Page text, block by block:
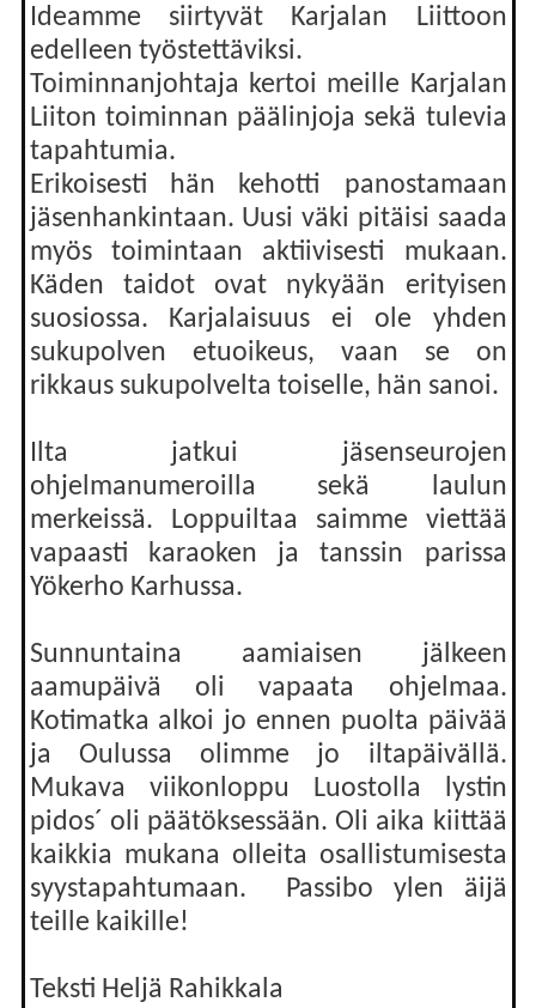
Ideamme siirtyvät Karjalan Liittoon
edelleen työstettäviksi.
Toiminnanjohtaja kertoi meille Karjalan
Liiton toiminnan päälinjoja sekä tulevia
tapahtumia.
Erikoisesti hän kehotti panostamaan
jäsenhankintaan. Uusi väki pitäisi saada
myös toimintaan aktiivisesti mukaan.
Käden taidot ovat nykyään erityisen
suosiossa. Karjalaisuus ei ole yhden
sukupolven etuoikeus, vaan se on
rikkaus sukupolvelta toiselle, hän sanoi.
Ilta jatkui jäsenseurojen
ohjelmanumeroilla sekä laulun
merkeissä. Loppuiltaa saimme viettää
vapaasti karaoken ja tanssin parissa
Yökerho Karhussa.
Sunnuntaina aamiaisen jälkeen
aamupäivä oli vapaata ohjelmaa.
Kotimatka alkoi jo ennen puolta päivää
ja Oulussa olimme jo iltapäivällä.
Mukava viikonloppu Luostolla lystin
pidos´ oli päätöksessään. Oli aika kiittää
kaikkia mukana olleita osallistumisesta
syystapahtumaan. Passibo ylen äijä
teille kaikille!
Teksti Heljä Rahikkala